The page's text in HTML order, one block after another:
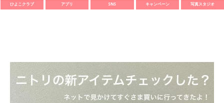
ひよこクラブ アプリ SNS キャンペーン 写真スタジオ